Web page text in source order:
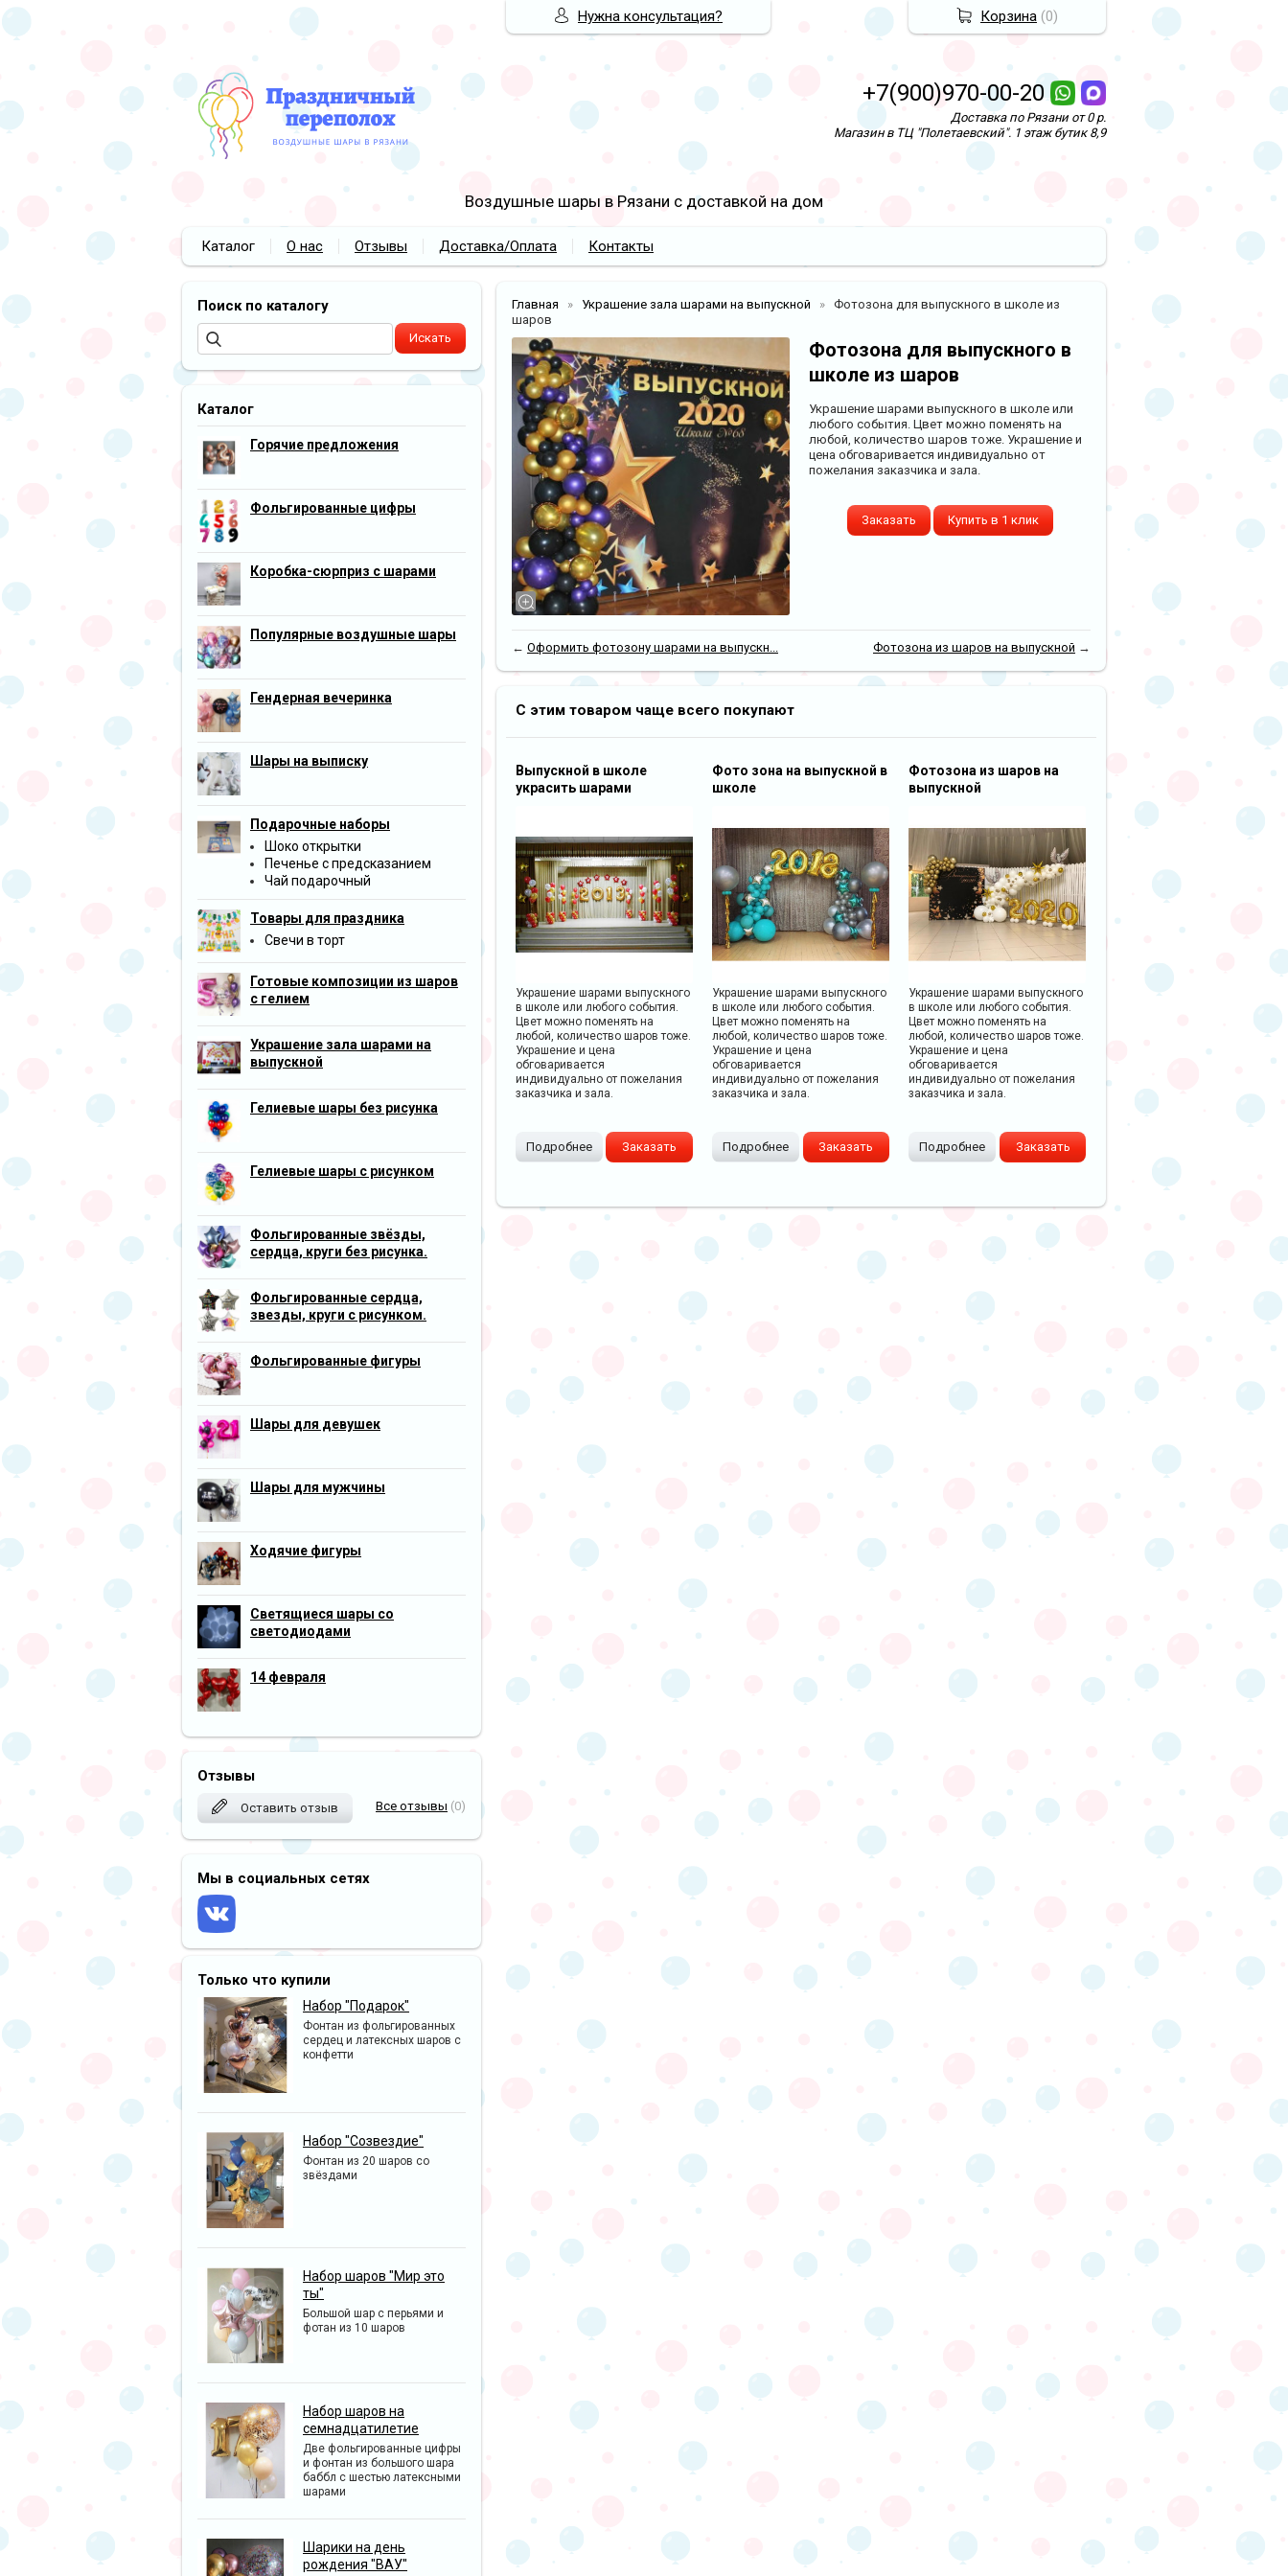
+7(900)970-00-20
Доставка по Рязани от 0 р.
Магазин в ТЦ "Полетаевский". 1 этаж бутик 8,9
Воздушные шары в Рязани с доставкой на дом
Каталог О нас Отзывы Доставка/Оплата Контакты
Поиск по каталогу
Каталог
Горячие предложения
Фольгированные цифры
Коробка-сюрприз с шарами
Популярные воздушные шары
Гендерная вечеринка
Шары на выписку
Подарочные наборы
Шоко открытки
Печенье с предсказанием
Чай подарочный
Товары для праздника
Свечи в торт
Готовые композиции из шаров
с гелием
Украшение зала шарами на
выпускной
Гелиевые шары без рисунка
Гелиевые шары с рисунком
Фольгированные звёзды,
сердца, круги без рисунка.
Фольгированные сердца,
звезды, круги с рисунком.
Фольгированные фигуры
Шары для девушек
Шары для мужчины
Ходячие фигуры
Светящиеся шары со
светодиодами
14 февраля
Отзывы
Оставить отзыв Все отзывы (0)
Мы в социальных сетях
Только что купили
Набор "Подарок"
Фонтан из фольгированных
сердец и латексных шаров с
конфетти
Набор "Созвездие"
Фонтан из 20 шаров со
звёздами
Набор шаров "Мир это
ты"
Большой шар с перьями и
фотан из 10 шаров
Набор шаров на
семнадцатилетие
Две фольгированные цифры
и фонтан из большого шара
баббл с шестью латексными
шарами
Шарики на день
рождения "ВАУ"
Главная Украшение зала шарами на выпускной
Фотозона для выпускного в школе из
шаров
Фотозона для выпускного в
школе из шаров
Украшение шарами выпускного в школе или
любого события. Цвет можно поменять на
любой, количество шаров тоже. Украшение и
цена обговаривается индивидуально от
пожелания заказчика и зала.
Заказать Купить в 1 клик
← Оформить фотозону шарами на выпускн... Фотозона из шаров на выпускной →
С этим товаром чаще всего покупают
Выпускной в школе
украсить шарами
Украшение шарами выпускного
в школе или любого события.
Цвет можно поменять на
любой, количество шаров тоже.
Украшение и цена
обговаривается
индивидуально от пожелания
заказчика и зала.
Подробнее Заказать
Фото зона на выпускной в
школе
Украшение шарами выпускного
в школе или любого события.
Цвет можно поменять на
любой, количество шаров тоже.
Украшение и цена
обговаривается
индивидуально от пожелания
заказчика и зала.
Подробнее Заказать
Фотозона из шаров на
выпускной
Украшение шарами выпускного
в школе или любого события.
Цвет можно поменять на
любой, количество шаров тоже.
Украшение и цена
обговаривается
индивидуально от пожелания
заказчика и зала.
Подробнее Заказать
Нужна консультация? Корзина (0)